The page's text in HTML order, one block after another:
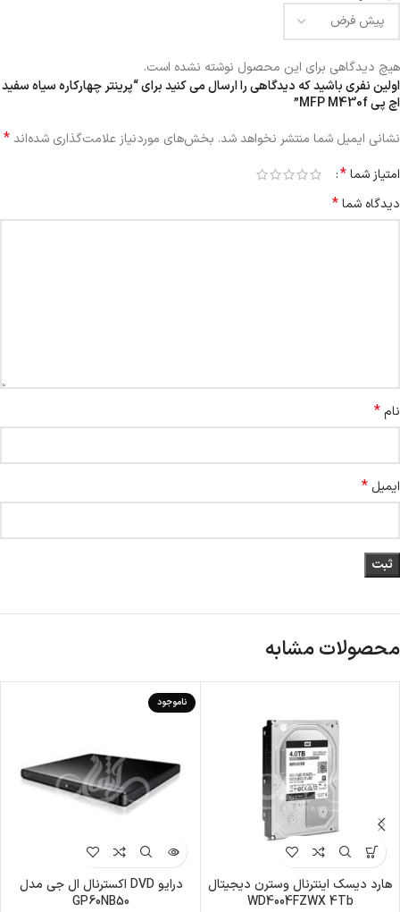
هیچ دیدگاهی برای این محصول نوشته نشده است.
اولین نفری باشید که دیدگاهی را ارسال می کنید برای “پرینتر چهارکاره سیاه سفید
اچ پی MFP M430f”
نشانی ایمیل شما منتشر نخواهد شد. بخش‌های موردنیاز علامت‌گذاری شده‌اند*
امتیاز شما*
دیدگاه شما*
نام*
ایمیل *
محصولات مشابه
هارد دیسک اینترنال وسترن دیجیتال
WD4004FZWX 4Tb
ناموجود
درایو DVD اکسترنال ال جی مدل
GP60NB50